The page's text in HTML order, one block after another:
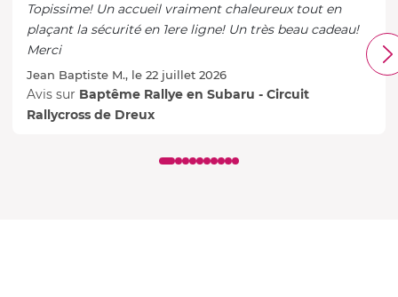
Topissime! Un accueil vraiment chaleureux tout en
plaçant la sécurité en 1ere ligne! Un très beau cadeau!
Merci
Jean Baptiste M., le 22 juillet 2026
Avis sur Baptême Rallye en Subaru - Circuit
Rallycross de Dreux